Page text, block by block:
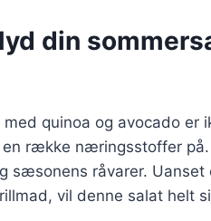
din
med quinoa og avocado
række næringsstoffer
sæsonens råvarer.
vil denne salat helt